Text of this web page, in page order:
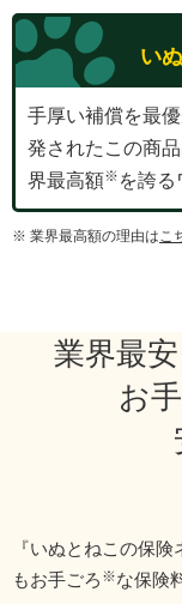
い
手厚い補償を最
発されたこの商
界最高額
を誇る
※ 業界最高額の理由は こ
業界最
お
『いぬとねこの保
もお手ごろ
な保険